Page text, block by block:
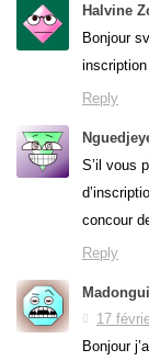
Halvine
Bonjour
Reply
S’il vous
concour
Reply
17
Bonjour